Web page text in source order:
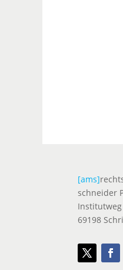
[ams]
schneider
69198